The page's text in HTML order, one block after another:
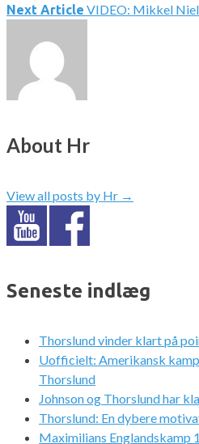
Next Article VIDEO: Mikkel
About Hr
View all posts by Hr →
Seneste indlæg
Thorslund vinder klart på
Uofficielt: Amerikansk
Thorslund
Johnson og Thorslund har
Thorslund: En dybere
Maximilians